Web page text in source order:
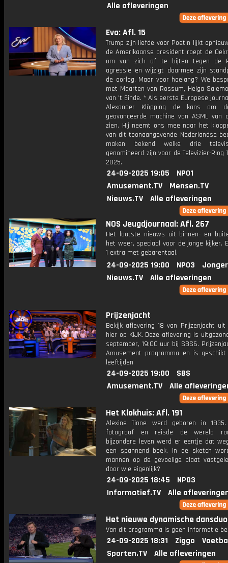
Alle afleveringen
Eva: Afl. 15
Trump zijn liefde voor Poetin lijkt
de Amerikaanse president roept de
om van zich af te bijten tegen de
agressie en wijzigt daarmee zijn
de oorlog. Maar voor hoelang? We
met Maarten van Rossum, Helga
van 't Einde. * Als eerste Europese
Alexander Klöpping de kans om
geavanceerde machine van ASML van
zien. Hij neemt ons mee naar het
van dit toonaangevende Nederlandse
maken bekend welke drie
genomineerd zijn voor de Televizier-Ring
2025.
24-09-2025 19:05
NPO1
Amusement.TV
Mensen.TV
Nieuws.TV
Alle afleveringen
NOS Jeugdjournaal: Afl. 267
Het laatste nieuws uit binnen- en
het weer, speciaal voor de jonge kijker.
1 extra met gebarentaal.
24-09-2025 19:00 NPO3
Nieuws.TV
Alle afleveringen
Prijzenjacht
Bekijk aflevering 18 van Prijzenjacht uit
hier op KIJK. Deze aflevering is
september, 19:00 uur bij SBS6.
Amusement programma en is
leeftijden
24-09-2025 19:00
SBS
Amusement.TV
Alle
Het Klokhuis: Afl. 191
Alexine Tinne werd geboren in
fotograaf en reisde de wereld
bijzondere leven werd er eentje dat
een spannend boek. In de sketch
mannen op de gevoelige plaat
door wie eigenlijk?
24-09-2025 18:45
NPO3
Informatief.TV
Alle
Het nieuwe dynamische dansduo
Van dit programma is geen informatie
24-09-2025 18:31 Ziggo
Sporten.TV
Alle afleveringen